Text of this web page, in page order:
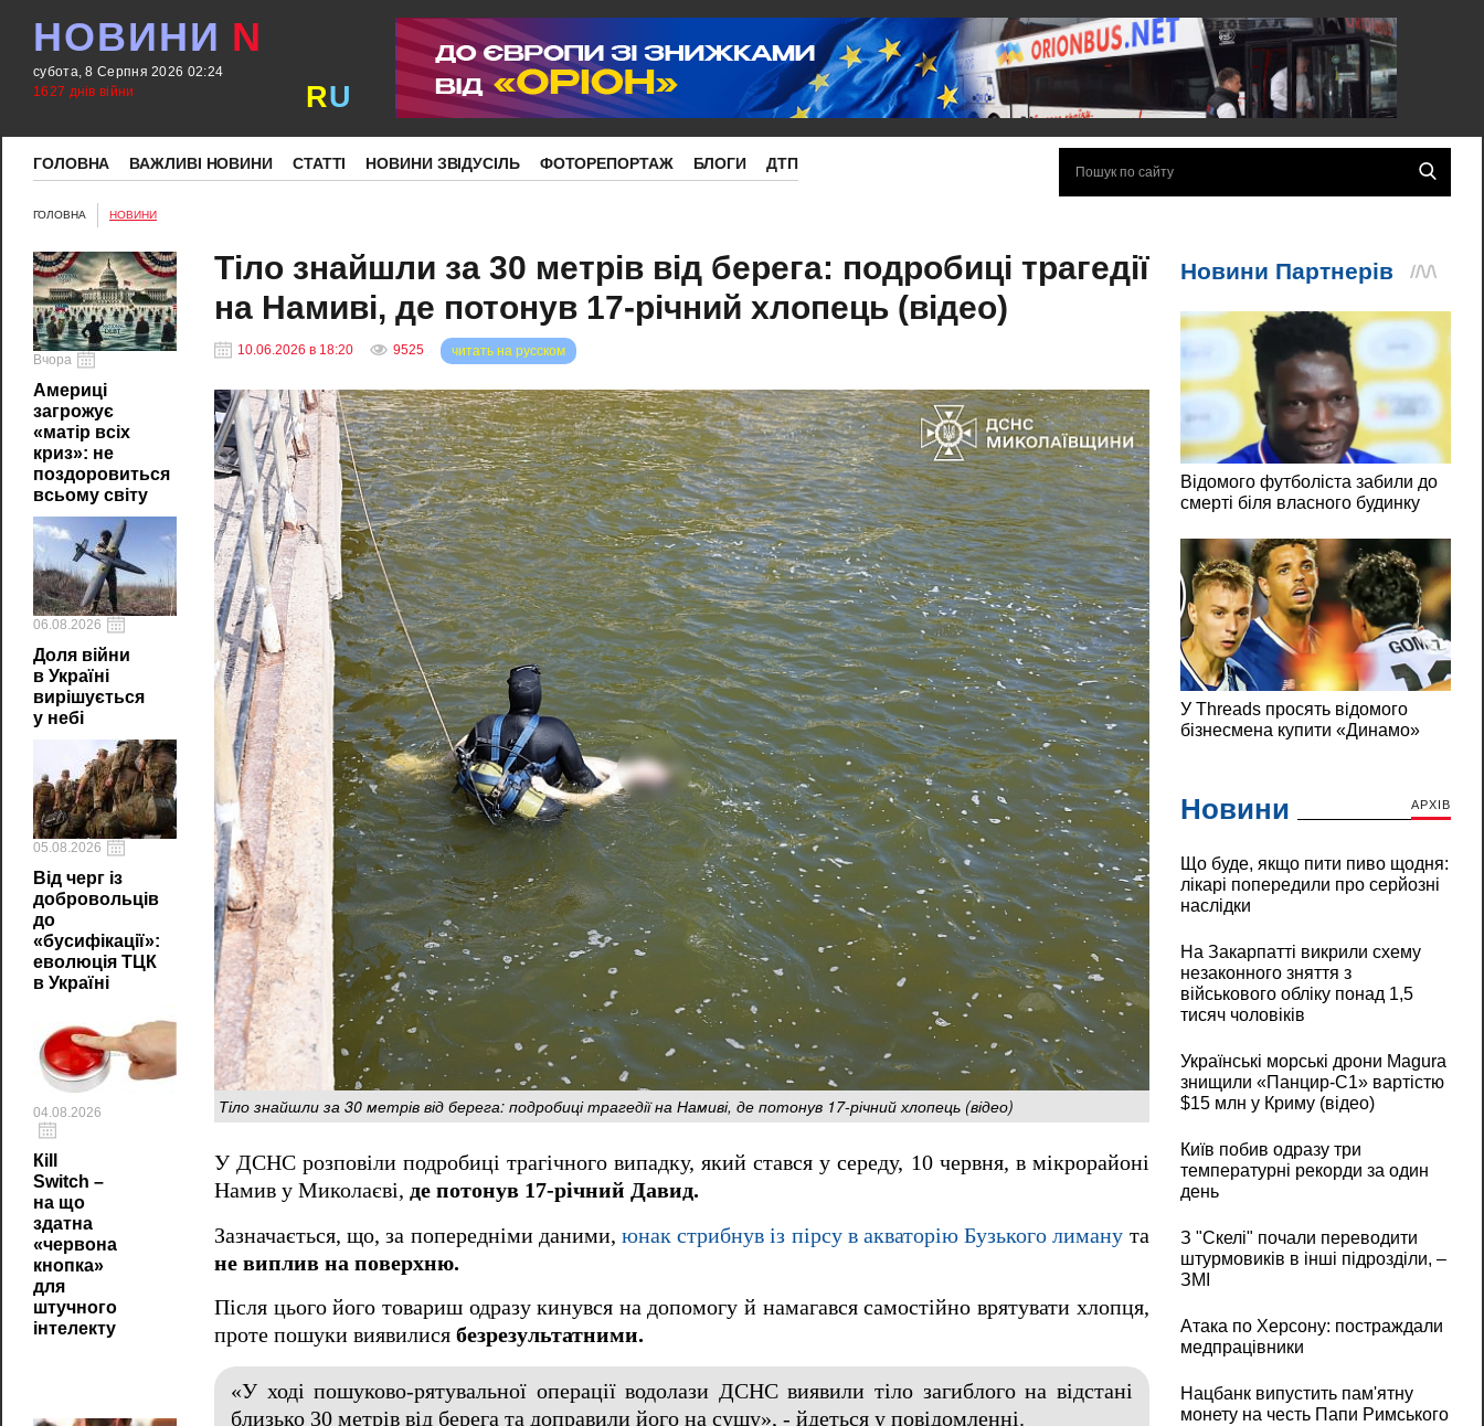
НОВИНИ N
субота, 8 Серпня 2026 02:24
1627 днів війни
RU
ГОЛОВНА ВАЖЛИВІ НОВИНИ СТАТТІ НОВИНИ ЗВІДУСІЛЬ ФОТОРЕПОРТАЖ БЛОГИ ДТП
ГОЛОВНА НОВИНИ
Вчора
Америці
загрожує
«матір всіх
криз»: не
поздоровиться
всьому світу
06.08.2026
Доля війни
в Україні
вирішується
у небі
05.08.2026
Від черг із
добровольців
до
«бусифікації»:
еволюція ТЦК
в Україні
04.08.2026
Кill
Switch –
на що
здатна
«червона
кнопка»
для
штучного
інтелекту
Тіло знайшли за 30 метрів від берега: подробиці трагедії
на Намиві, де потонув 17-річний хлопець (відео)
10.06.2026 в 18:20 9525 читать на русском
Тіло знайшли за 30 метрів від берега: подробиці трагедії на Намиві, де потонув 17-річний хлопець (відео)
У ДСНС розповіли подробиці трагічного випадку, який стався у середу, 10 червня, в мікрорайоні
Намив у Миколаєві, де потонув 17-річний Давид.
Зазначається, що, за попередніми даними,юнак стрибнув із пірсу в акваторію Бузького лиману та
не виплив на поверхню.
Після цього його товариш одразу кинувся на допомогу й намагався самостійно врятувати хлопця,
проте пошуки виявилися безрезультатними.
«У ході пошуково-рятувальної операції водолази ДСНС виявили тіло загиблого на відстані
близько 30 метрів від берега та доправили його на сушу», - йдеться у повідомленні.
Новини АРХІВ
Що буде, якщо пити пиво щодня:
лікарі попередили про серйозні
наслідки
На Закарпатті викрили схему
незаконного зняття з
військового обліку понад 1,5
тисяч чоловіків
Українські морські дрони Magura
знищили «Панцир-С1» вартістю
$15 млн у Криму (відео)
Київ побив одразу три
температурні рекорди за один
день
З "Скелі" почали переводити
штурмовиків в інші підрозділи, –
ЗМІ
Атака по Херсону: постраждали
медпрацівники
Нацбанк випустить пам'ятну
монету на честь Папи Римського